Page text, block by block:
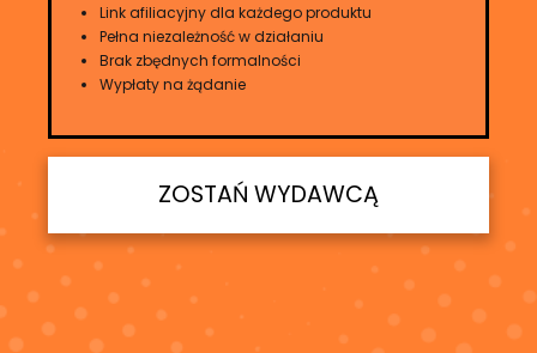
Link afiliacyjny dla każdego produktu
Pełna niezależność w działaniu
Brak zbędnych formalności
Wypłaty na żądanie
ZOSTAŃ WYDAWCĄ